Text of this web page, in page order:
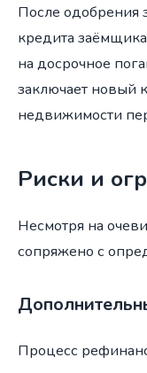
После одобрения
кредита
на досрочное
заключает новый
недвижимости
Риски и
Несмотря на
сопряжено с
Процесс